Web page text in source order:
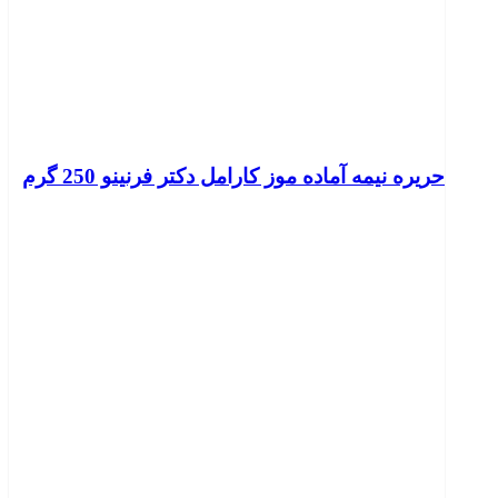
حریره نیمه آماده موز کارامل دکتر فرنینو 250 گرم